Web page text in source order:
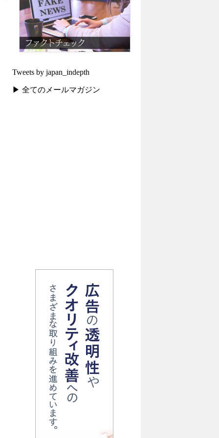
Tweets by japan_indepth
▶ 全てのメールマガジン